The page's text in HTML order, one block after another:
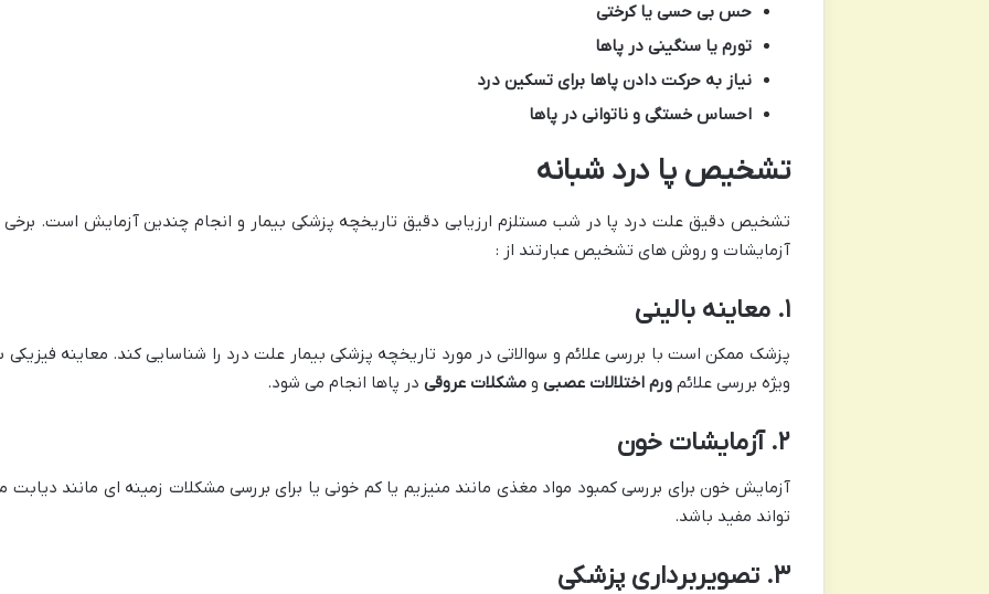
حس بی حسی یا کرختی
تورم یا سنگینی در پاها
نیاز به حرکت دادن پاها برای تسکین درد
احساس خستگی و ناتوانی در پاها
تشخیص پا درد شبانه
تشخیص دقیق علت درد پا در شب مستلزم ارزیابی دقیق تاریخچه پزشکی بیمار و انجام چندین آزمایش است. برخی
آزمایشات و روش های تشخیص عبارتند از :
۱.معاینه بالینی
پزشک ممکن است با بررسی علائم و سوالاتی در مورد تاریخچه پزشکی بیمار علت درد را شناسایی کند. معاینه فیزیکی
ویژه بررسی علائمورم اختلالات عصبی ومشکلات عروقی در پاها انجام می شود.
۲.آزمایشات خون
آزمایش خون برای بررسی کمبود مواد مغذی مانند منیزیم یا کم خونی یا برای بررسی مشکلات زمینه ای مانند دیابت
تواند مفید باشد.
۳.تصویربرداری پزشکی